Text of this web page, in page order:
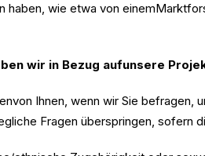
wie etwa von
wir in Bezug aufunsere
Ihnen, wenn wir Sie
Fragen überspringen,